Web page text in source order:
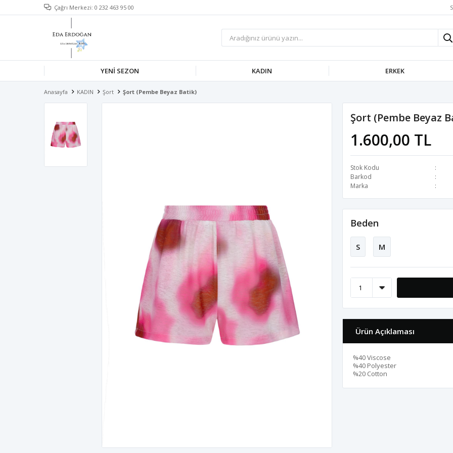
Çağrı Merkezi: 0 232 463 95 00
YENİ SEZON KADIN ERKEK
Anasayfa KADIN Şort Şort (Pembe Beyaz Batik)
Şort (Pembe Beyaz
1.600,00 TL
Stok Kodu
Barkod
Marka
Beden
S M
Ürün Açıklaması
%40 Viscose
%40 Polyester
%20 Cotton